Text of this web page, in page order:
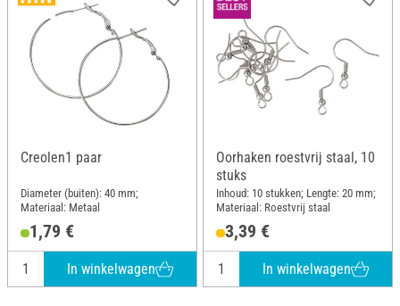
Creolen1 paar
Diameter (buiten): 40 mm;
Materiaal: Metaal
1,79 €
In winkelwagen
Oorhaken roestvrij staal, 10
stuks
Inhoud: 10 stukken; Lengte: 20 mm;
Materiaal: Roestvrij staal
3,39 €
In winkelwagen